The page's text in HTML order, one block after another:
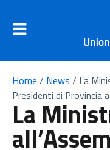
Home / News / La
Presidenti di Provincia
La